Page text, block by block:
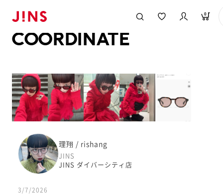
0
COORDINATE
理翔 / rishang
JINS
JINS ダイバーシティ店
3/7/2026